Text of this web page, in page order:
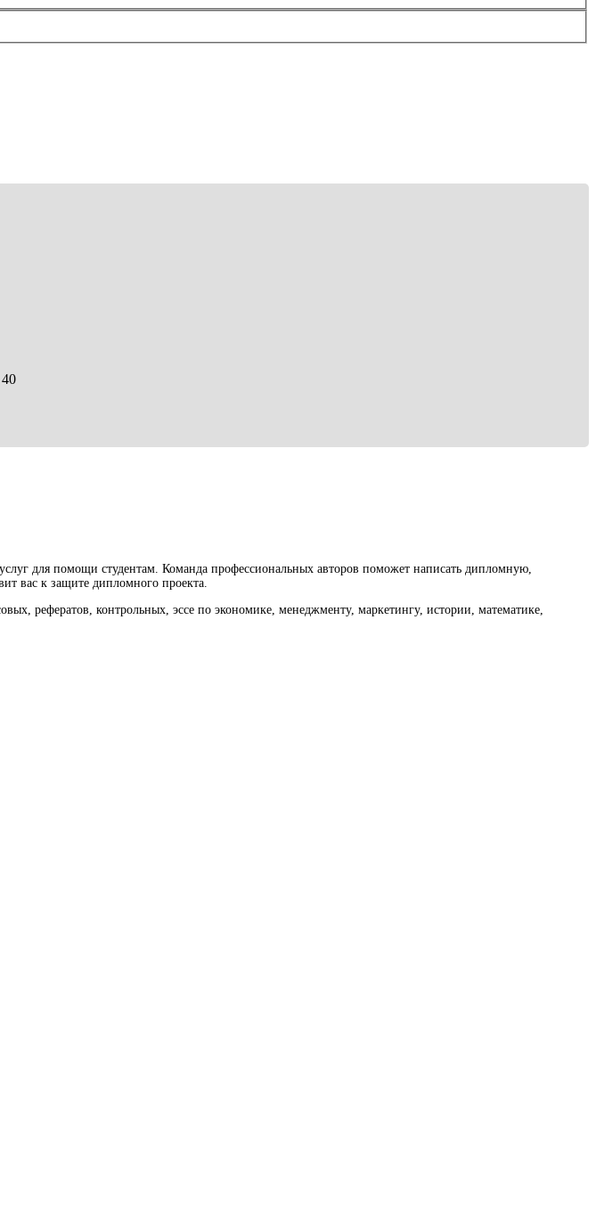
для помощи студентам. Команда профессиональных авторов поможет написать дипломную,
вас к защите дипломного проекта.
рефератов, контрольных, эссе по экономике, менеджменту, маркетингу, истории, математике,